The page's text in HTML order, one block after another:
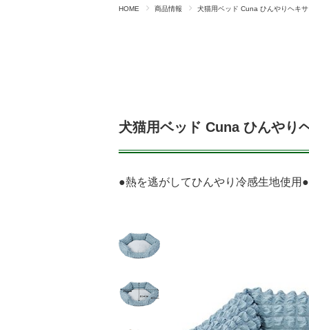
HOME 商品情報 犬猫用ベッド Cuna ひんやりヘキ
犬猫用ベッド Cuna ひんやり
●熱を逃がしてひんやり冷感生地使用